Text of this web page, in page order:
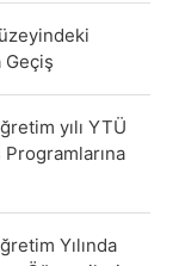
Geçiş
yılı YTÜ
Programlarına
Yılında